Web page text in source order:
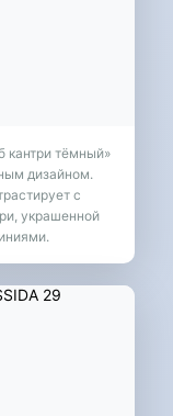
кантри тёмный»
дизайном.
с
украшенной